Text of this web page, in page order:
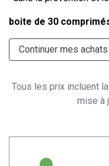
boite de 30
Continuer mes achats
Tous les prix incluent
mise à